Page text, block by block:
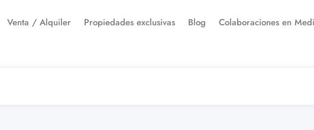
Venta / Alquiler Propiedades exclusivas Blog Colaboraciones en